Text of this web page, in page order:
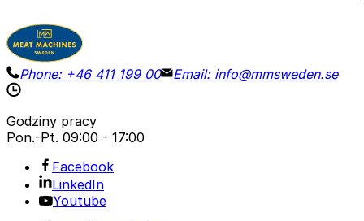
Phone: +46 411 199 00 Email: info@mmsweden.se
Godziny pracy
Pon.-Pt. 09:00 - 17:00
Facebook
LinkedIn
Youtube